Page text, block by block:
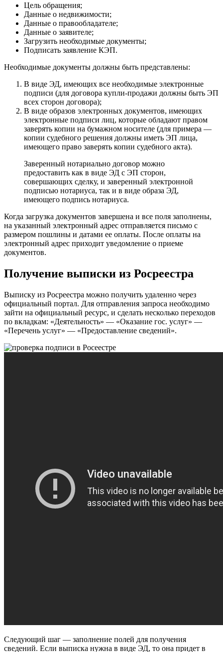
Цель обращения;
Данные о недвижимости;
Данные о правообладателе;
Данные о заявителе;
Загрузить необходимые документы;
Подписать заявление КЭП.
Необходимые документы должны быть представлены:
В виде ЭД, имеющих все необходимые электронные
подписи (для договора купли-продажи должны быть ЭП
всех сторон договора);
В виде образов электронных документов, имеющих
электронные подписи лиц, которые обладают правом
заверять копии на бумажном носителе (для примера —
копии судебного решения должны иметь ЭП лица,
имеющего право заверять копии судебного акта).
Заверенный нотариально договор можно
предоставить как в виде ЭД с ЭП сторон,
совершающих сделку, и заверенный электронной
подписью нотариуса, так и в виде образа ЭД,
имеющего подпись нотариуса.
Когда загрузка документов завершена и все поля заполнены,
на указанный электронный адрес отправляется письмо с
размером пошлины и датами ее оплаты. После оплаты на
электронный адрес приходит уведомление о приеме
документов.
Получение выписки из Росреестра
Выписку из Росреестра можно получить удаленно через
официальный портал. Для отправления запроса необходимо
зайти на официальный ресурс, и сделать несколько переходов
по вкладкам: «Деятельность» — «Оказание гос. услуг» —
«Перечень услуг» — «Предоставление сведений».
Следующий шаг — заполнение полей для получения
сведений. Если выписка нужна в виде ЭД, то она придет в